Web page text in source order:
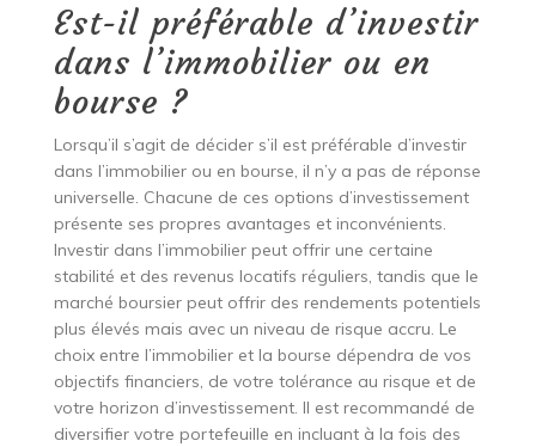
Est-il préférable d’investir
dans l’immobilier ou en
bourse ?
Lorsqu’il s’agit de décider s’il est préférable d’investir
dans l’immobilier ou en bourse, il n’y a pas de réponse
universelle. Chacune de ces options d’investissement
présente ses propres avantages et inconvénients.
Investir dans l’immobilier peut offrir une certaine
stabilité et des revenus locatifs réguliers, tandis que le
marché boursier peut offrir des rendements potentiels
plus élevés mais avec un niveau de risque accru. Le
choix entre l’immobilier et la bourse dépendra de vos
objectifs financiers, de votre tolérance au risque et de
votre horizon d’investissement. Il est recommandé de
diversifier votre portefeuille en incluant à la fois des